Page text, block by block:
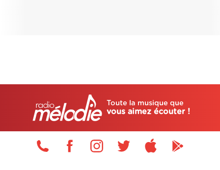
Toute la musique que
vous aimez écouter !